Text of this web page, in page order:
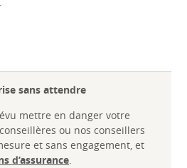
sans attendre
mettre en danger votre
ou nos conseillers
et sans engagement, et
d’assurance.